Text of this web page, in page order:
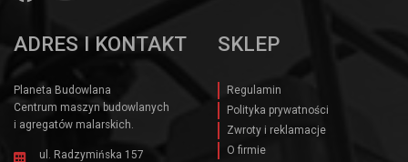
ADRES I KONTAKT
Planeta Budowlana
Centrum maszyn budowlanych
i agregatów malarskich.
ul. Radzymińska 157
SKLEP
Regulamin
Polityka prywatności
Zwroty i reklamacje
O firmie